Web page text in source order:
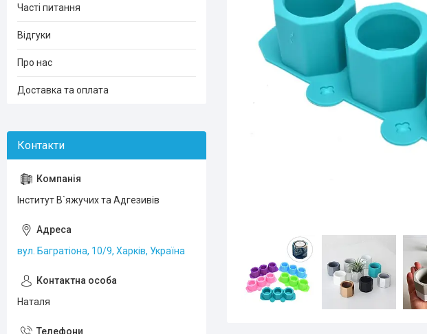
Часті питання
Відгуки
Про нас
Доставка та оплата
Інститут В`яжучих та Адгезивів
вул. Багратіона, 10/9, Харків, Україна
Наталя